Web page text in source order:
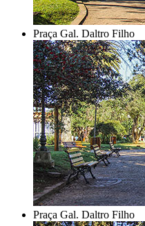
Praça Gal. Daltro Filho
Praça Gal. Daltro Filho